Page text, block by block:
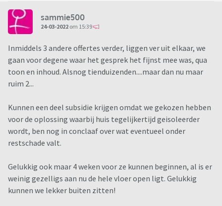
sammie500
24-03-2022 om 15:39
Inmiddels 3 andere offertes verder, liggen ver uit elkaar, we
gaan voor degene waar het gesprek het fijnst mee was, qua
toon en inhoud. Alsnog tienduizenden....maar dan nu maar
ruim 2...
Kunnen een deel subsidie krijgen omdat we gekozen hebben
voor de oplossing waarbij huis tegelijkertijd geisoleerder
wordt, ben nog in conclaaf over wat eventueel onder
restschade valt.
Gelukkig ook maar 4 weken voor ze kunnen beginnen, al is er
weinig gezelligs aan nu de hele vloer open ligt. Gelukkig
kunnen we lekker buiten zitten!